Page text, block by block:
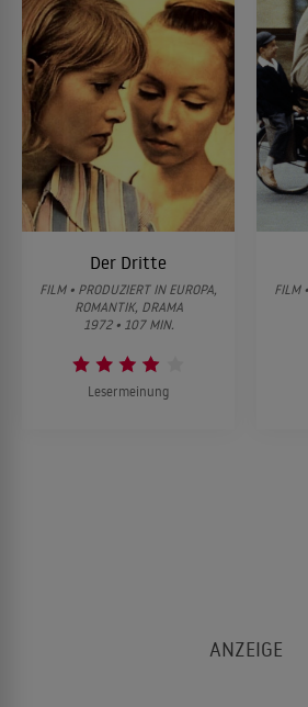
Der Dritte
FILM • PRODUZIERT IN EUROPA,
ROMANTIK, DRAMA
1972 • 107 MIN.
Lesermeinung
FILM